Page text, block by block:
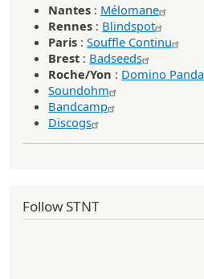
Nantes : Mélomane
Rennes : Blindspot
Paris : Souffle Continu
Brest : Badseeds
Roche/Yon : Domino Panda
Soundohm
Bandcamp
Discogs
Follow STNT